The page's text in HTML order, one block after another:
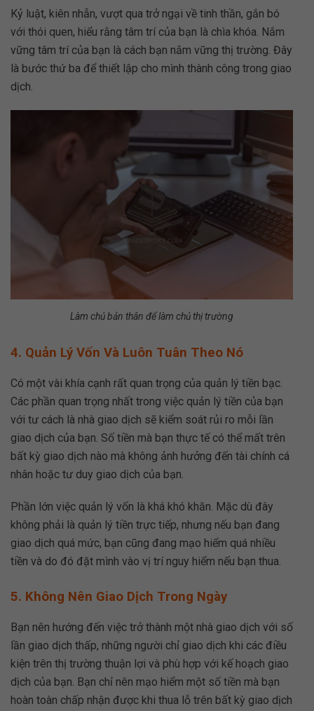
Kỷ luật, kiên nhẫn, vượt qua trở ngại về tinh thần, gắn bó
với thói quen, hiểu rằng tâm trí của bạn là chìa khóa. Nắm
vững tâm trí của bạn là cách bạn nắm vững thị trường. Đây
là bước thứ ba để thiết lập cho mình thành công trong giao
dịch.
Làm chủ bản thân để làm chủ thị trường
4. Quản Lý Vốn Và Luôn Tuân Theo Nó
Có một vài khía cạnh rất quan trọng của quản lý tiền bạc.
Các phần quan trọng nhất trong việc quản lý tiền của bạn
với tư cách là nhà giao dịch sẽ kiểm soát rủi ro mỗi lần
giao dịch của bạn. Số tiền mà bạn thực tế có thể mất trên
bất kỳ giao dịch nào mà không ảnh hưởng đến tài chính cá
nhân hoặc tư duy giao dịch của bạn.
Phần lớn việc quản lý vốn là khá khó khăn. Mặc dù đây
không phải là quản lý tiền trực tiếp, nhưng nếu bạn đang
giao dịch quá mức, bạn cũng đang mạo hiểm quá nhiều
tiền và do đó đặt mình vào vị trí nguy hiểm nếu bạn thua.
5. Không Nên Giao Dịch Trong Ngày
Bạn nên hướng đến việc trở thành một nhà giao dịch với số
lần giao dịch thấp, những người chỉ giao dịch khi các điều
kiện trên thị trường thuận lợi và phù hợp với kế hoạch giao
dịch của bạn. Bạn chỉ nên mạo hiểm một số tiền mà bạn
hoàn toàn chấp nhận được khi thua lỗ trên bất kỳ giao dịch